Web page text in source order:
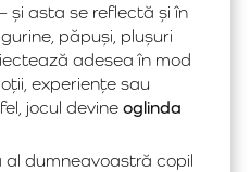
și asta se reflectă și în
păpuși, plușuri
adesea în mod
experiențe sau
jocul devine oglinda
dumneavoastră copil